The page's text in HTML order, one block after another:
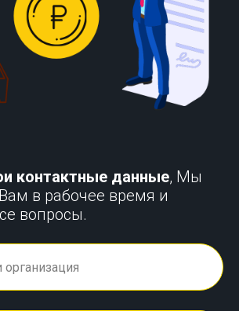
контактные данные, Мы
в рабочее время и
вопросы.